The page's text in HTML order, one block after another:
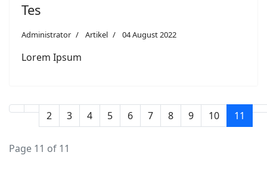
Tes
Administrator Artikel 04 August 2022
Lorem Ipsum
2 3 4 5 6 7 8 9 10 11
Page 11 of 11